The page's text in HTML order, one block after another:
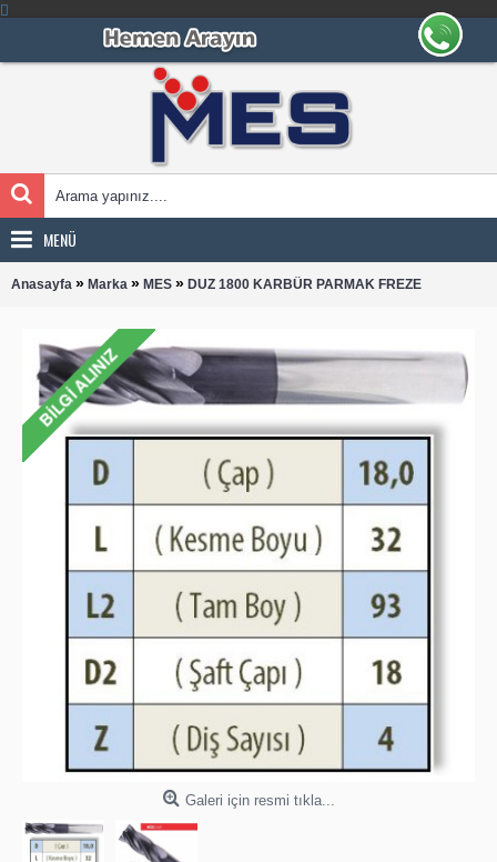
MENÜ
Anasayfa » Marka » MES » DUZ 1800 KARBÜR PARMAK FREZE
Galeri için resmi tıkla...